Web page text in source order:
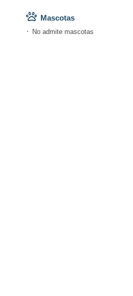
Mascotas
No admite mascotas